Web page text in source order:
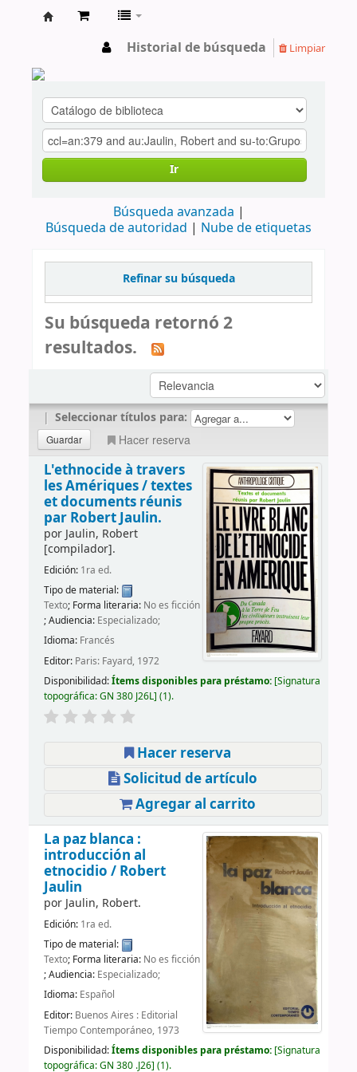
Historial de búsqueda Limpiar
Ir
Búsqueda avanzada
Búsqueda de autoridad
Nube de etiquetas
Refinar su búsqueda
Su búsqueda retornó 2
resultados.
| Seleccionar títulos para:
Hacer reserva
L'ethnocide à travers
les Amériques /textes
et documents réunis
par Robert Jaulin.
por Jaulin, Robert
[compilador].
Edición: 1ra ed.
Tipo de material:
Texto; Forma literaria: No es ficción
; Audiencia: Especializado;
Idioma: Francés
Editor: Paris: Fayard, 1972
Disponibilidad:Ítems disponibles para préstamo: Signatura
topográfica:GN 380 J26L (1).
Hacer reserva
Solicitud de artículo
Agregar al carrito
La paz blanca :
introducción al
etnocidio / Robert
Jaulin
por Jaulin, Robert.
Edición: 1ra ed.
Tipo de material:
Texto; Forma literaria: No es ficción
; Audiencia: Especializado;
Idioma: Español
Editor: Buenos Aires : Editorial
Tiempo Contemporáneo, 1973
Disponibilidad:Ítems disponibles para préstamo: Signatura
topográfica:GN 380 .J26 (1).